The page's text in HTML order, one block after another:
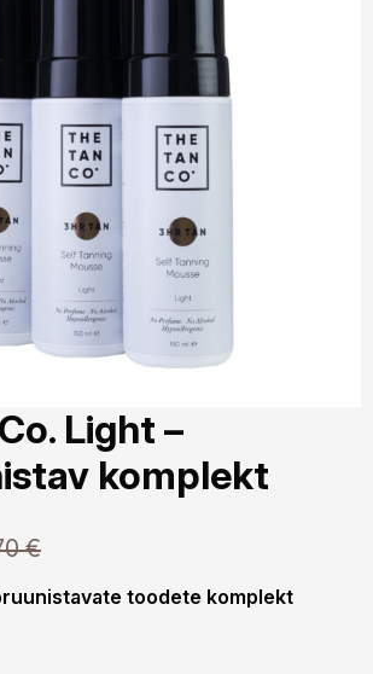
Light –
komplekt
€
toodete komplekt